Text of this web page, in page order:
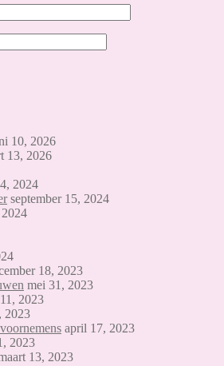
10, 2026
13, 2026
2024
september 15, 2024
18, 2023
mei 31, 2023
2023
2023
april 17, 2023
2023
13, 2023